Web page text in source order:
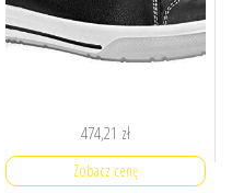
474,21 zł
Zobacz cenę